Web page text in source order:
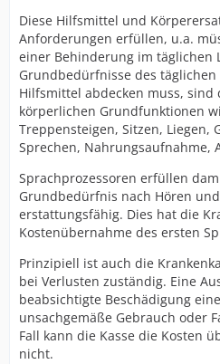
Diese Hilfsmittel und
Anforderungen erfüllen, u.a.
einer Behinderung im täglichen
Grundbedürfnisse des täglichen
Hilfsmittel abdecken muss,
körperlichen Grundfunktionen
Treppensteigen, Sitzen, Liegen,
Sprechen, Nahrungsaufnahme,
Sprachprozessoren erfüllen
Grundbedürfnis nach Hören
erstattungsfähig. Dies hat die
Kostenübernahme des ersten
Prinzipiell ist auch die
bei Verlusten zuständig. Eine
beabsichtigte Beschädigung
unsachgemäße Gebrauch oder
Fall kann die Kasse die Kosten
nicht.